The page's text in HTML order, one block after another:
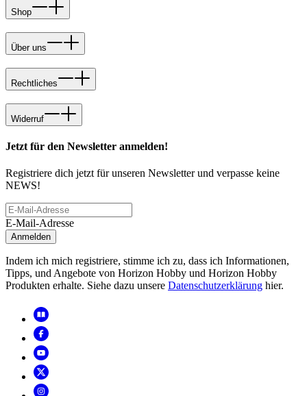
Shop
Über uns
Rechtliches
Widerruf
Jetzt für den Newsletter anmelden!
Registriere dich jetzt für unseren Newsletter und verpasse keine
NEWS!
E-Mail-Adresse
Anmelden
Indem ich mich registriere, stimme ich zu, dass ich Informationen,
Tipps, und Angebote von Horizon Hobby und Horizon Hobby
Produkten erhalte. Siehe dazu unsere Datenschutzerklärung hier.